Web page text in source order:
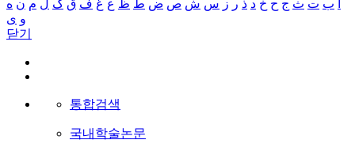
ب ت ث ج ح خ د ذ ر ز س ش ص ض ط ظ ع غ ف ق ک ل م ن ه
و ی
닫기
통합검색
국내학술논문